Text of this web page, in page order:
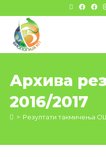
Архива
2016/2017
> Резултати такмичења